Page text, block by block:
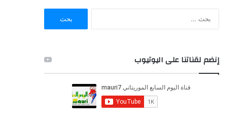
:
إنضم لقناتنا على اليوتيوب